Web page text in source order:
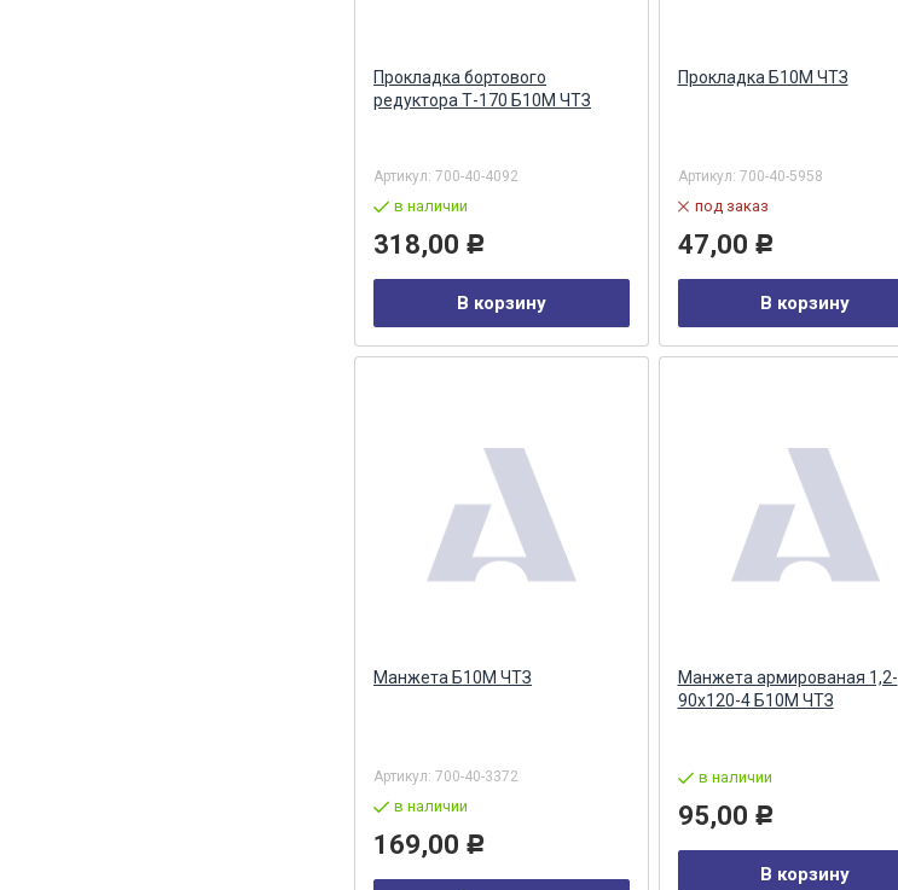
Прокладка бортового
редуктора Т-170 Б10М ЧТЗ
Артикул: 700-40-4092
в наличии
318,00 Р
В корзину
Прокладка Б10М ЧТЗ
Артикул: 700-40-5958
под заказ
47,00 Р
В корзину
Манжета Б10М ЧТЗ
Артикул: 700-40-3372
в наличии
169,00 Р
Манжета армированая 1,2-
90х120-4 Б10М ЧТЗ
в наличии
95,00 Р
В корзину